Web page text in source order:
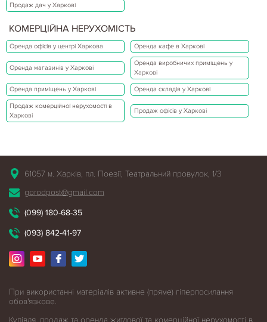
Продаж дач у Харкові
КОМЕРЦІЙНА НЕРУХОМІСТЬ
Оренда офісів у центрі Харкова Оренда кафе в Харкові
Оренда магазинів у Харкові
Оренда виробничих приміщень у
Харкові
Оренда приміщень у Харкові Оренда складів у Харкові
Продаж комерційної нерухомості в
Харкові
Продаж офісів у Харкові
61057 м. Харків, пл. Поезії, Театральний провулок, 1/3
gorodpost@gmail.com
(099) 180-68-35
(093) 842-41-97
При використанні матеріалів активне (пряме) гіперпосилання
обов'язкове.
Купівля, продаж та оренда житлової та комерційної нерухомості в